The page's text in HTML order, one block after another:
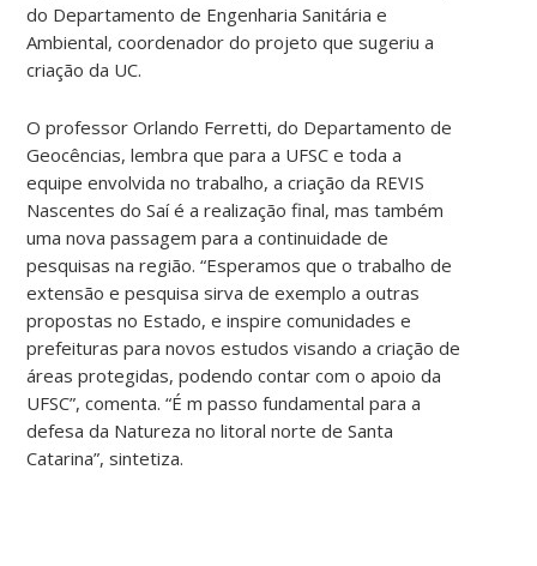
do Departamento de Engenharia Sanitária e
Ambiental, coordenador do projeto que sugeriu a
criação da UC.
O professor Orlando Ferretti, do Departamento de
Geocências, lembra que para a UFSC e toda a
equipe envolvida no trabalho, a criação da REVIS
Nascentes do Saí é a realização final, mas também
uma nova passagem para a continuidade de
pesquisas na região. “Esperamos que o trabalho de
extensão e pesquisa sirva de exemplo a outras
propostas no Estado, e inspire comunidades e
prefeituras para novos estudos visando a criação de
áreas protegidas, podendo contar com o apoio da
UFSC”, comenta. “É m passo fundamental para a
defesa da Natureza no litoral norte de Santa
Catarina”, sintetiza.